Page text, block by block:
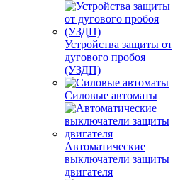
Устройства защиты от
дугового пробоя
(УЗДП)
Силовые автоматы
Автоматические
выключатели защиты
двигателя